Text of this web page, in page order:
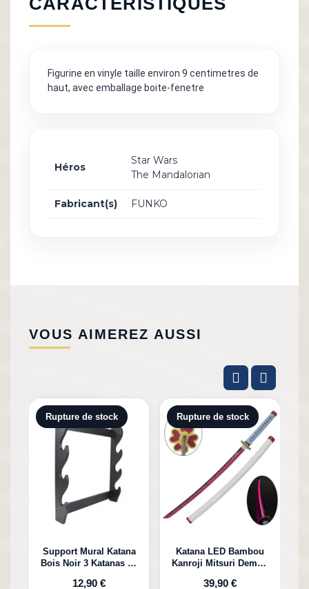
Figurine en vinyle taille environ 9 centimetres de
haut, avec emballage boite-fenetre
Héros
Star Wars
The Mandalorian
Fabricant(s) FUNKO
VOUS AIMEREZ AUSSI
Rupture de stock
Support Mural Katana
Bois Noir 3 Katanas en
12,90 €
Rupture de stock
Katana LED Bambou
Kanroji Mitsuri Demon
39,90 €